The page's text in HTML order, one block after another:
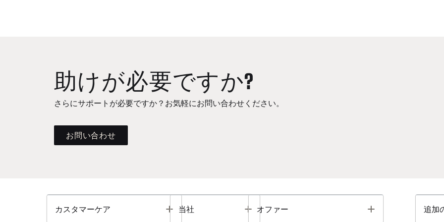
助けが必要ですか?
さらにサポートが必要ですか？お気軽にお問い合わせください。
お問い合わせ
カスタマーケア Toggle
当社 Toggle
オファー Toggle 追加